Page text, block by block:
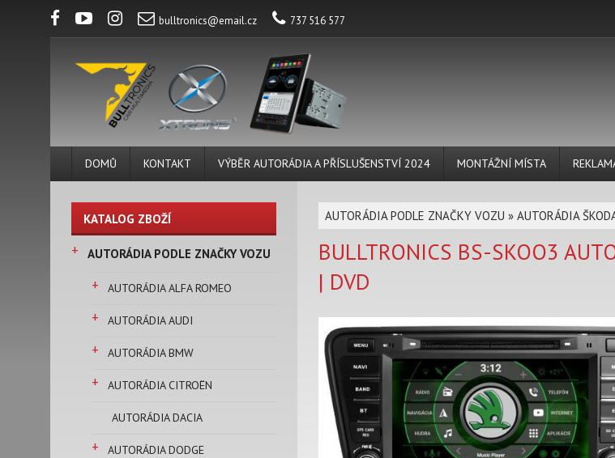
bulltronics@email.cz 737 516 577
DOMŮ KONTAKT VÝBĚR AUTORÁDIA A PŘÍSLUŠENSTVÍ 2024 MONTÁŽNÍ MÍSTA
KATALOG ZBOŽÍ
+ AUTORÁDIA PODLE ZNAČKY VOZU
+ AUTORÁDIA ALFA ROMEO
+ AUTORÁDIA AUDI
+ AUTORÁDIA BMW
+ AUTORÁDIA CITROËN
AUTORÁDIA DACIA
+ AUTORÁDIA DODGE
AUTORÁDIA PODLE ZNAČKY VOZU » AUTORÁDIA
BULLTRONICS BS-SKOO3
| DVD